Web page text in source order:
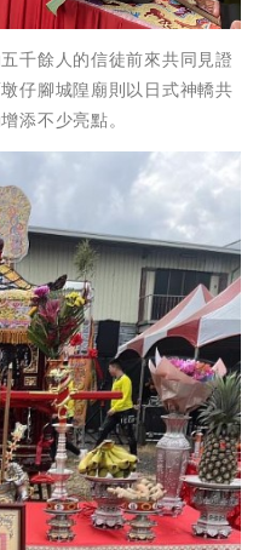
千餘人的信徒前來共同見證
仔腳城隍廟則以日式神轎共
添不少亮點。